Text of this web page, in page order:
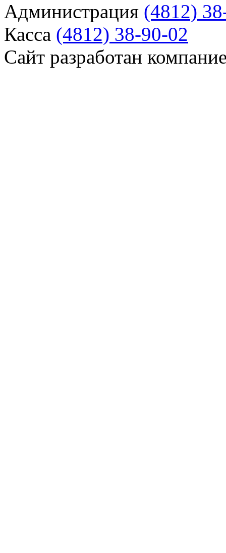
Администрация (4812)
Касса (4812) 38-90-02
Сайт разработан